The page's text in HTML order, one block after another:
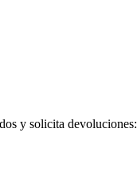
y solicita devoluciones: